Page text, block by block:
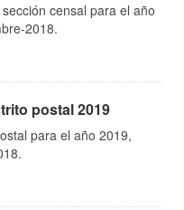
censal para el año
2018.
postal 2019
para el año 2019,